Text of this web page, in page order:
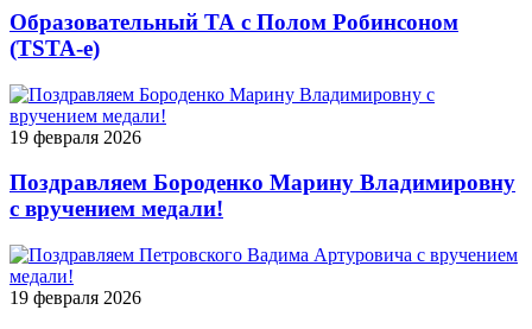
Образовательный ТА с Полом Робинсоном
(TSTA-e)
19 февраля 2026
Поздравляем Бороденко Марину Владимировну
с вручением медали!
19 февраля 2026